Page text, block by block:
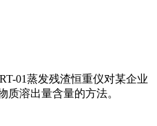
01蒸发残渣恒重仪对某企业
溶出量含量的方法。